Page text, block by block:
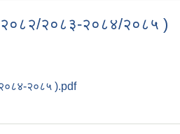
२०८२/२०८३-२०८४/२०८५ )
२०८४-२०८५ ).pdf